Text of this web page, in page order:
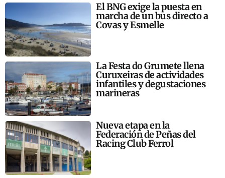
El BNG exige la puesta en
marcha de un bus directo a
Covas y Esmelle
La Festa do Grumete llena
Curuxeiras de actividades
infantiles y degustaciones
marineras
Nueva etapa en la
Federación de Peñas del
Racing Club Ferrol